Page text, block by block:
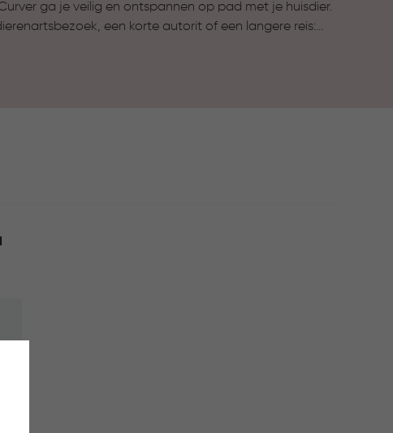
ga je veilig en ontspannen op pad met je huisdier.
een korte autorit of een langere reis: